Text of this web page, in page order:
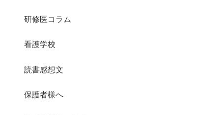
研修医コラム
看護学校
読書感想文
保護者様へ